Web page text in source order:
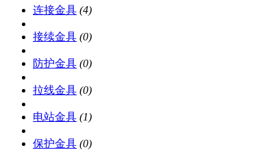
连接金具 (4)
接续金具 (0)
防护金具 (0)
拉线金具 (0)
电站金具 (1)
保护金具 (0)